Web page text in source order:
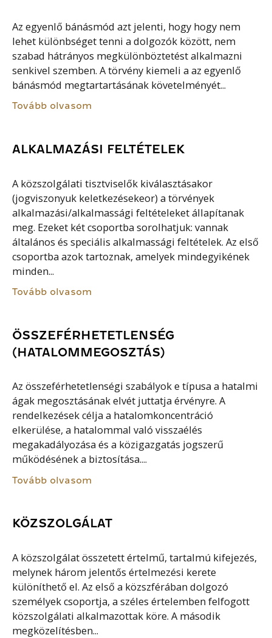
Az egyenlő bánásmód azt jelenti, hogy hogy nem
lehet különbséget tenni a dolgozók között, nem
szabad hátrányos megkülönböztetést alkalmazni
senkivel szemben. A törvény kiemeli a az egyenlő
bánásmód megtartartásának követelményét...
Tovább olvasom
ALKALMAZÁSI FELTÉTELEK
A közszolgálati tisztviselők kiválasztásakor
(jogviszonyuk keletkezésekeor) a törvények
alkalmazási/alkalmassági feltételeket állapítanak
meg. Ezeket két csoportba sorolhatjuk: vannak
általános és speciális alkalmassági feltételek. Az első
csoportba azok tartoznak, amelyek mindegyikének
minden...
Tovább olvasom
ÖSSZEFÉRHETETLENSÉG
(HATALOMMEGOSZTÁS)
Az összeférhetetlenségi szabályok e típusa a hatalmi
ágak megosztásának elvét juttatja érvényre. A
rendelkezések célja a hatalomkoncentráció
elkerülése, a hatalommal való visszaélés
megakadályozása és a közigazgatás jogszerű
működésének a biztosítása....
Tovább olvasom
KÖZSZOLGÁLAT
A közszolgálat összetett értelmű, tartalmú kifejezés,
melynek három jelentős értelmezési kerete
különíthető el. Az első a közszférában dolgozó
személyek csoportja, a széles értelemben felfogott
közszolgálati alkalmazottak köre. A második
megközelítésben...